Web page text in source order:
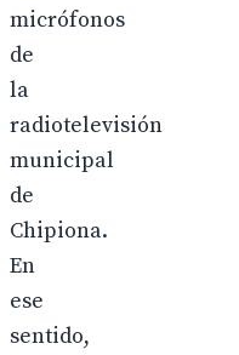
micrófonos
de
la
radiotelevisión
municipal
de
Chipiona.
En
ese
sentido,